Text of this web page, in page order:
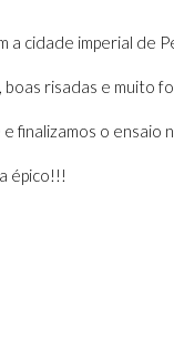
a cidade imperial de
boas risadas e muito
finalizamos o
épico!!!